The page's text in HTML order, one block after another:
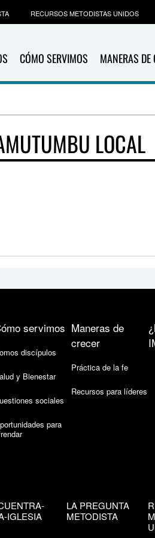
CÓMO SERVIMOS MANERAS DE
RECURSOS METODISTAS UNIDOS
LOCAL
servimos
discípulos
y Bienestar
sociales
para
Maneras de
crecer
Práctica de la fe
Recursos para líderes
IGLESIA
LA PREGUNTA
METODISTA